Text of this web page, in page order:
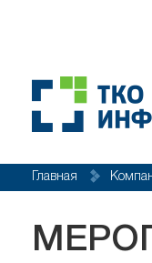
Главная